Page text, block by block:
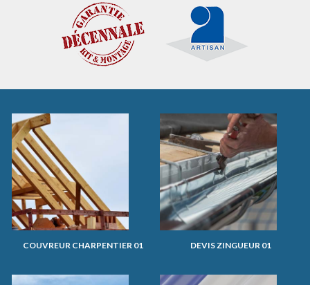
COUVREUR CHARPENTIER 01 DEVIS ZINGUEUR 01